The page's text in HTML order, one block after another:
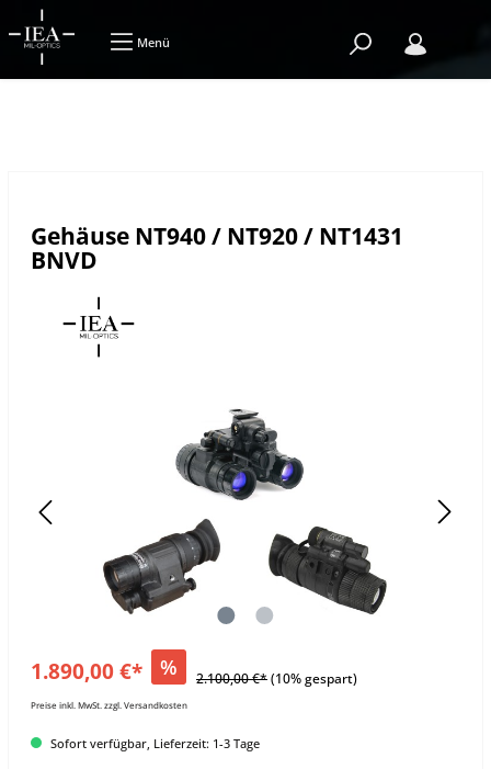
Menü
Gehäuse NT940 / NT920 / NT1431
BNVD
1.890,00 €* % 2.100,00 €*(10% gespart)
Preise inkl. MwSt. zzgl. Versandkosten
Sofort verfügbar, Lieferzeit: 1-3 Tage